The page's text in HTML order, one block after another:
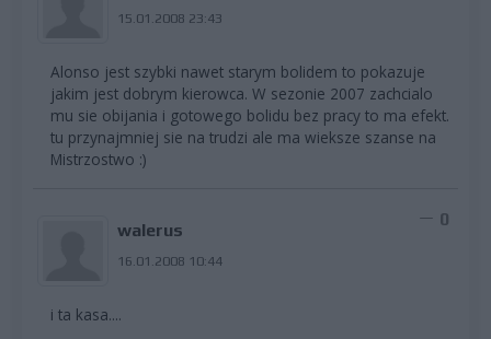
15.01.2008 23:43
Alonso jest szybki nawet starym bolidem to pokazuje
jakim jest dobrym kierowca. W sezonie 2007 zachcialo
mu sie obijania i gotowego bolidu bez pracy to ma efekt.
tu przynajmniej sie na trudzi ale ma wieksze szanse na
Mistrzostwo :)
walerus
16.01.2008 10:44
0
i ta kasa....